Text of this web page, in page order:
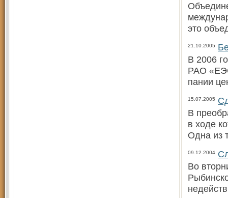
это
21.10.2005
В 2006
РАО
пании
15.07.2005
В
в ходе
Одна из
09.12.2004
Во